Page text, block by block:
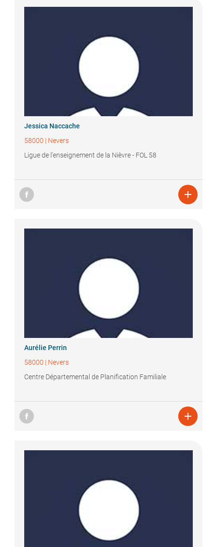
Jessica Naccache
58000 | Nevers
Ligue de l'enseignement de la Nièvre - FOL 58

Aurélie Perrin
58000 | Nevers
Centre Départemental de Planification Familiale
